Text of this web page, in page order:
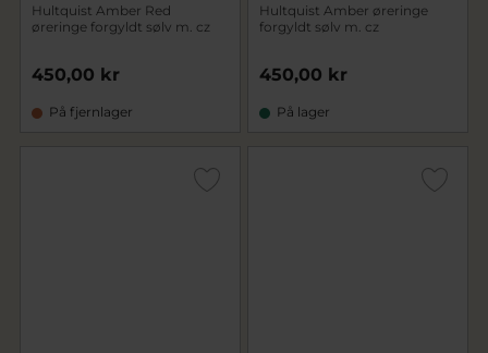
Hultquist Amber Red
øreringe forgyldt sølv m. cz
450,00 kr
På fjernlager
Hultquist Amber øreringe
forgyldt sølv m. cz
450,00 kr
På lager